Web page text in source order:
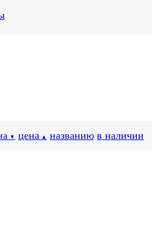
▼ цена ▲ названию в наличии